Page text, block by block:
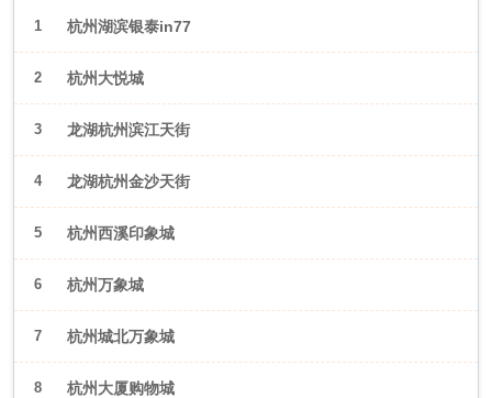
1 杭州湖滨银泰in77
2 杭州大悦城
3 龙湖杭州滨江天街
4 龙湖杭州金沙天街
5 杭州西溪印象城
6 杭州万象城
7 杭州城北万象城
8 杭州大厦购物城